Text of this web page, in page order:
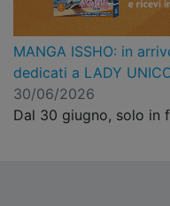
MANGA ISSHO: in
dedicati a LADY
30/06/2026
Dal 30 giugno, solo in